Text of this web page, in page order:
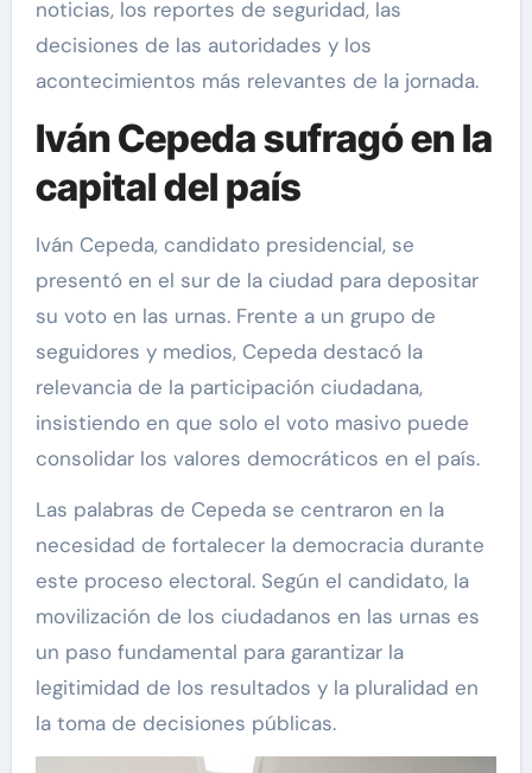
noticias, los reportes de seguridad, las
decisiones de las autoridades y los
acontecimientos más relevantes de la jornada.
Iván Cepeda sufragó en la
capital del país
Iván Cepeda, candidato presidencial, se
presentó en el sur de la ciudad para depositar
su voto en las urnas. Frente a un grupo de
seguidores y medios, Cepeda destacó la
relevancia de la participación ciudadana,
insistiendo en que solo el voto masivo puede
consolidar los valores democráticos en el país.
Las palabras de Cepeda se centraron en la
necesidad de fortalecer la democracia durante
este proceso electoral. Según el candidato, la
movilización de los ciudadanos en las urnas es
un paso fundamental para garantizar la
legitimidad de los resultados y la pluralidad en
la toma de decisiones públicas.